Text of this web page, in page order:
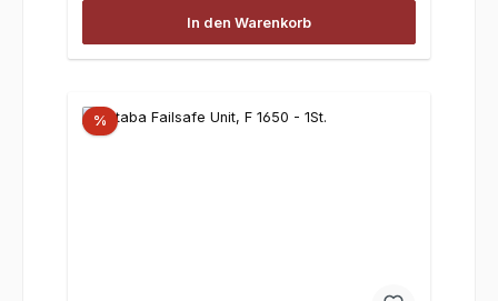
In den Warenkorb
%